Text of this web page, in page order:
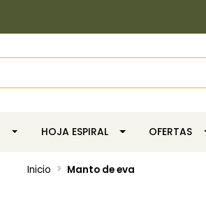
HOJA ESPIRAL OFERTAS
Inicio Manto de eva